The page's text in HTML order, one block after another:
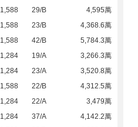
1,588 29/B
4,595萬
1,588 23/B
4,368.6萬
1,588 42/B
5,784.3萬
1,284 19/A
3,266.3萬
1,284 23/A
3,520.8萬
1,588 22/B
4,312.5萬
1,284 22/A
3,479萬
1,284 37/A
4,142.2萬